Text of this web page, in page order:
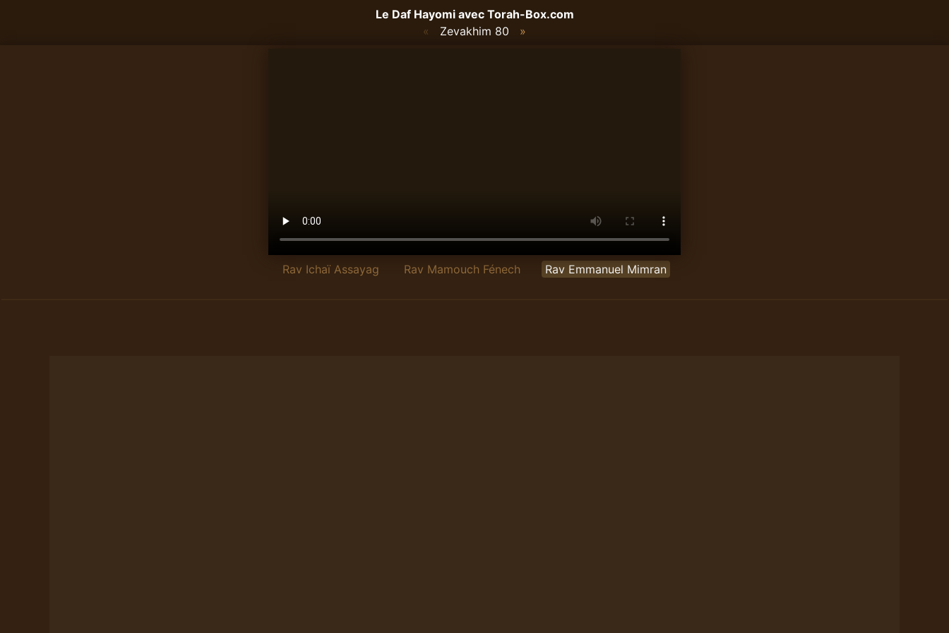
Le Daf Hayomi avec Torah-Box.com
« Zevakhim 80 »
Rav Ichaï Assayag Rav Mamouch Fénech Rav Emmanuel Mimran